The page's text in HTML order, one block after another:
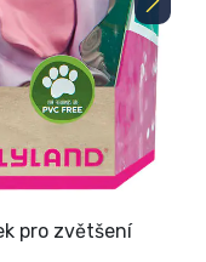
pro zvětšení